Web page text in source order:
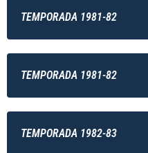
TEMPORADA 1981-82
TEMPORADA 1981-82
TEMPORADA 1982-83